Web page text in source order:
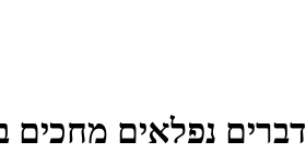
דברים נפלאים מחכים